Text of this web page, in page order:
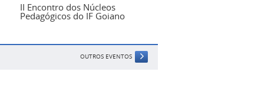
II Encontro dos Núcleos
Pedagógicos do IF Goiano
OUTROS EVENTOS